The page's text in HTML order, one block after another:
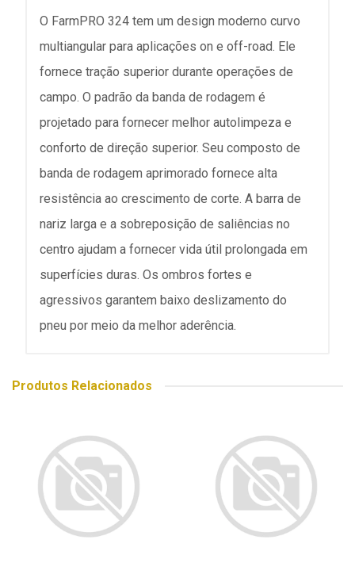
O FarmPRO 324 tem um design moderno curvo
multiangular para aplicações on e off-road. Ele
fornece tração superior durante operações de
campo. O padrão da banda de rodagem é
projetado para fornecer melhor autolimpeza e
conforto de direção superior. Seu composto de
banda de rodagem aprimorado fornece alta
resistência ao crescimento de corte. A barra de
nariz larga e a sobreposição de saliências no
centro ajudam a fornecer vida útil prolongada em
superfícies duras. Os ombros fortes e
agressivos garantem baixo deslizamento do
pneu por meio da melhor aderência.
Produtos Relacionados